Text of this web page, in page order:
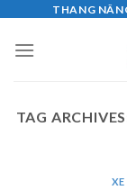
content
THANG
TAG